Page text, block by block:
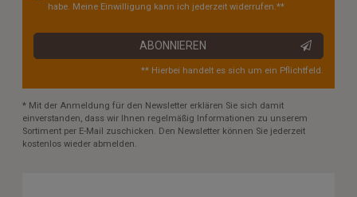
habe. Meine Einwilligung kann ich jederzeit widerrufen.**
ABONNIEREN
** Hierbei handelt es sich um ein Pflichtfeld.
* Mit der Anmeldung für den Newsletter erklären Sie sich damit
einverstanden, dass wir Ihnen regelmäßig Informationen zu unserem
Sortiment per E-Mail zuschicken. Den Newsletter können Sie jederzeit
kostenlos wieder abmelden.